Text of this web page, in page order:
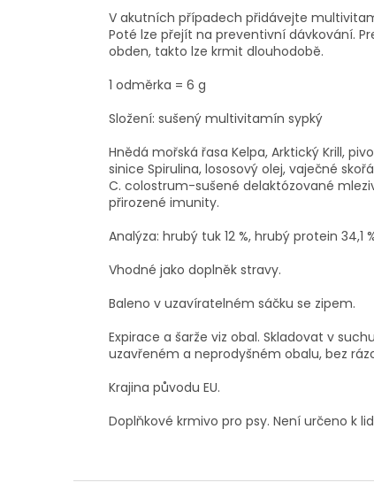
V akutních případech přidávejte
Poté lze přejít na preventivní dávkování.
obden, takto lze krmit dlouhodobě.
1 odměrka = 6 g
Složení: sušený multivitamín sypký
Hnědá mořská řasa Kelpa, Arktický Krill,
sinice Spirulina, lososový olej, vaječné
C. colostrum-sušené delaktózované
přirozené imunity.
Analýza: hrubý tuk 12 %, hrubý protein 34,1
Vhodné jako doplněk stravy.
Baleno v uzavíratelném sáčku se zipem.
Expirace a šarže viz obal. Skladovat v
uzavřeném a neprodyšném obalu, bez
Krajina původu EU.
Doplňkové krmivo pro psy. Není určeno k